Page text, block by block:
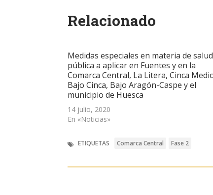
en
una
en
una
en
una
electrónico
a
en
una
ventana
nueva)
Relacionado
Medidas especiales en materia de salud
pública a aplicar en Fuentes y en la
Comarca Central, La Litera, Cinca
Bajo Cinca, Bajo Aragón-Caspe y el
municipio de Huesca
14 julio, 2020
En «Noticias»
ETIQUETAS Comarca Central Fase 2